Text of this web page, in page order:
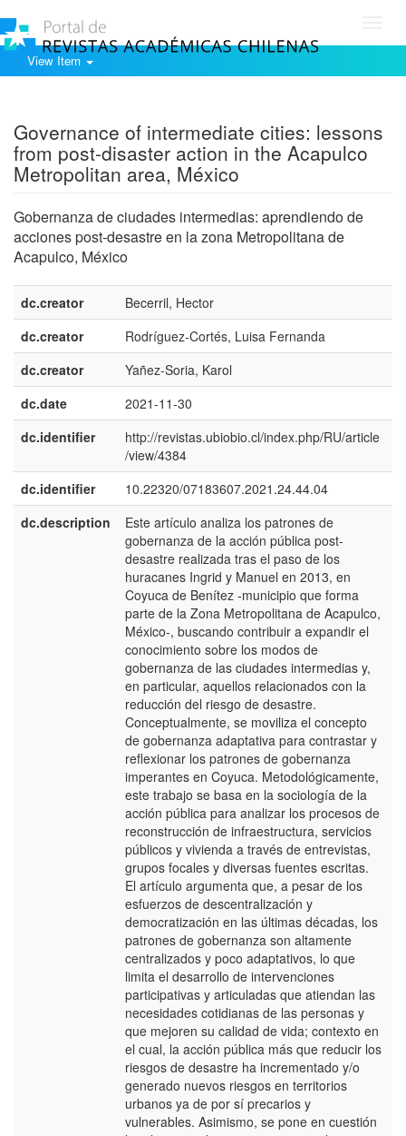
View Item
Governance of intermediate cities: lessons
from post-disaster action in the Acapulco
Metropolitan area, México
Gobernanza de ciudades intermedias: aprendiendo de
acciones post-desastre en la zona Metropolitana de
Acapulco, México
dc.creator
Becerril, Hector
dc.creator
Rodríguez-Cortés, Luisa Fernanda
dc.creator
Yañez-Soria, Karol
dc.date
2021-11-30
dc.identifier
http://revistas.ubiobio.cl/index.php/RU/article
/view/4384
dc.identifier
10.22320/07183607.2021.24.44.04
dc.description
Este artículo analiza los patrones de
gobernanza de la acción pública post-
desastre realizada tras el paso de los
huracanes Ingrid y Manuel en 2013, en
Coyuca de Benítez -municipio que forma
parte de la Zona Metropolitana de Acapulco,
México-, buscando contribuir a expandir el
conocimiento sobre los modos de
gobernanza de las ciudades intermedias y,
en particular, aquellos relacionados con la
reducción del riesgo de desastre.
Conceptualmente, se moviliza el concepto
de gobernanza adaptativa para contrastar y
reflexionar los patrones de gobernanza
imperantes en Coyuca. Metodológicamente,
este trabajo se basa en la sociología de la
acción pública para analizar los procesos de
reconstrucción de infraestructura, servicios
públicos y vivienda a través de entrevistas,
grupos focales y diversas fuentes escritas.
El artículo argumenta que, a pesar de los
esfuerzos de descentralización y
democratización en las últimas décadas, los
patrones de gobernanza son altamente
centralizados y poco adaptativos, lo que
limita el desarrollo de intervenciones
participativas y articuladas que atiendan las
necesidades cotidianas de las personas y
que mejoren su calidad de vida; contexto en
el cual, la acción pública más que reducir los
riesgos de desastre ha incrementado y/o
generado nuevos riesgos en territorios
urbanos ya de por sí precarios y
vulnerables. Asimismo, se pone en cuestión